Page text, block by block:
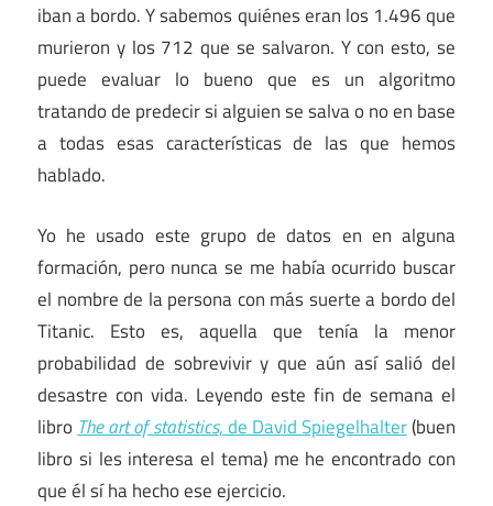
iban a bordo. Y sabemos quiénes eran los 1.496 que
murieron y los 712 que se salvaron. Y con esto, se
puede evaluar lo bueno que es un algoritmo
tratando de predecir si alguien se salva o no en base
a todas esas características de las que hemos
hablado.
Yo he usado este grupo de datos en en alguna
formación, pero nunca se me había ocurrido buscar
el nombre de la persona con más suerte a bordo del
Titanic. Esto es, aquella que tenía la menor
probabilidad de sobrevivir y que aún así salió del
desastre con vida. Leyendo este fin de semana el
libro The art of statistics, de David Spiegelhalter(buen
libro si les interesa el tema) me he encontrado con
que él sí ha hecho ese ejercicio.